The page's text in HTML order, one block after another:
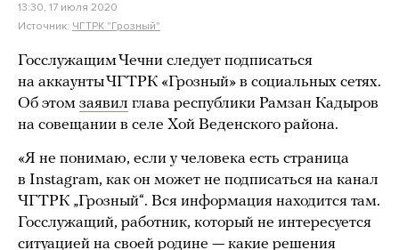
13:30, 17 июля 2020
Источник: ЧГТРК "Грозный"
Госслужащим Чечни следует подписаться
на аккаунты ЧГТРК «Грозный» в социальных сетях.
Об этом заявил глава республики Рамзан Кадыров
на совещании в селе Хой Веденского района.
«Я не понимаю, если у человека есть страница
в Instagram, как он может не подписаться на канал
ЧГТРК „Грозный“. Вся информация находится там.
Госслужащий, работник, который не интересуется
ситуацией на своей родине — какие решения